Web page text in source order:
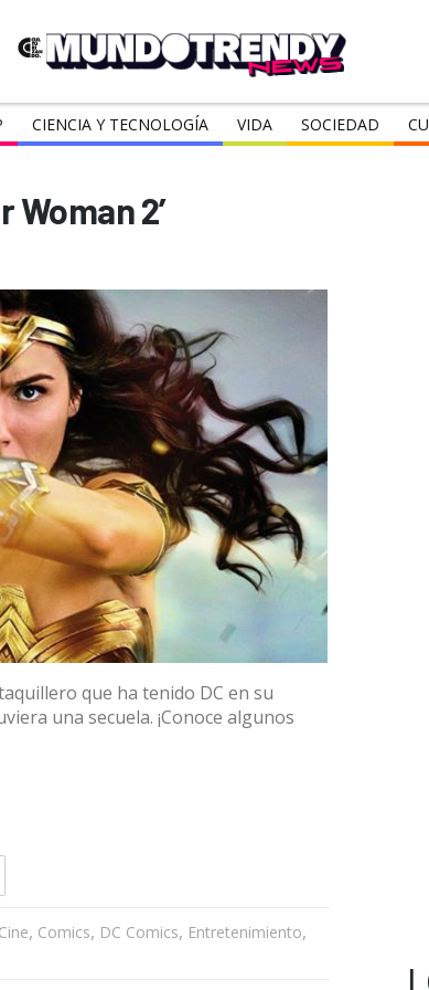
CIENCIA Y TECNOLOGÍA VIDA SOCIEDAD
Woman 2’
que ha tenido DC en su
una secuela. ¡Conoce algunos
Cine, Comics, DC Comics, Entretenimiento,